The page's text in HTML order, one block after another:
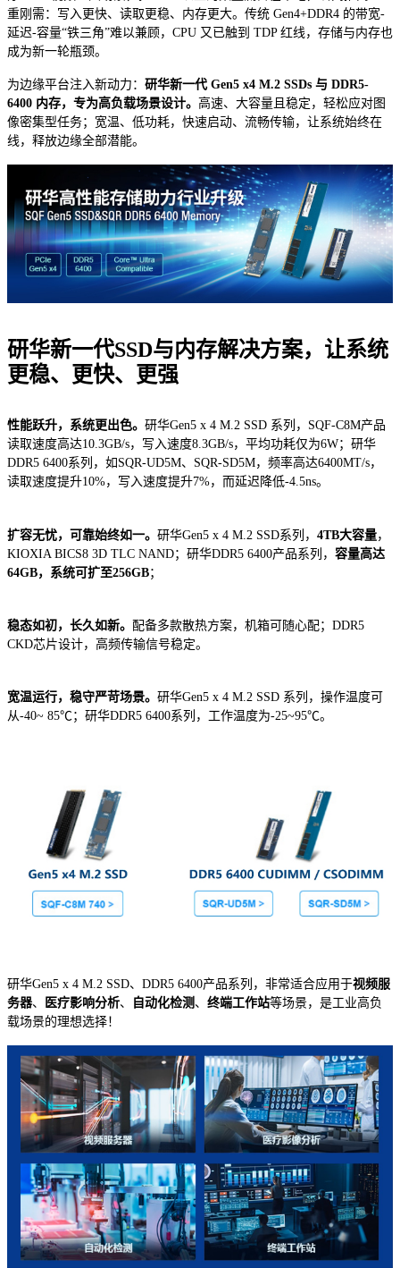
重刚需：写入更快、读取更稳、内存更大。传统 Gen4+DDR4 的带宽-
延迟-容量“铁三角”难以兼顾，CPU 又已触到 TDP 红线，存储与内存也
成为新一轮瓶颈。
为边缘平台注入新动力： 研华新一代 Gen5 x4 M.2 SSDs 与 DDR5-
6400 内存，专为高负载场景设计。 高速、大容量且稳定，轻松应对图
像密集型任务；宽温、低功耗，快速启动、流畅传输，让系统始终在
线，释放边缘全部潜能。
研华新一代SSD与内存解决方案，让系统
更稳、更快、更强
性能跃升，系统更出色。 研华Gen5 x 4 M.2 SSD 系列，SQF-C8M产品
读取速度高达10.3GB/s，写入速度8.3GB/s，平均功耗仅为6W；研华
DDR5 6400系列，如SQR-UD5M、SQR-SD5M，频率高达6400MT/s，
读取速度提升10%，写入速度提升7%，而延迟降低-4.5ns。
扩容无忧，可靠始终如一。 研华Gen5 x 4 M.2 SSD系列， 4TB大容量，
KIOXIA BICS8 3D TLC NAND；研华DDR5 6400产品系列， 容量高达
64GB，系统可扩至256GB；
稳态如初，长久如新。 配备多款散热方案，机箱可随心配；DDR5
CKD芯片设计，高频传输信号稳定。
宽温运行，稳守严苛场景。 研华Gen5 x 4 M.2 SSD 系列，操作温度可
从-40~ 85℃；研华DDR5 6400系列，工作温度为-25~95℃。
研华Gen5 x 4 M.2 SSD、DDR5 6400产品系列，非常适合应用于视频服
务器、 医疗影响分析、 自动化检测 、 终端工作站等场景，是工业高负
载场景的理想选择！